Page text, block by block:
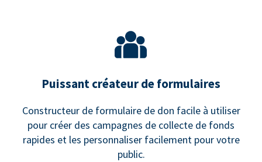
Puissant créateur de formulaires
Constructeur de formulaire de don facile à utiliser
pour créer des campagnes de collecte de fonds
rapides et les personnaliser facilement pour votre
public.